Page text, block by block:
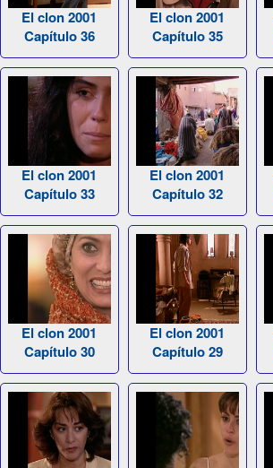
El clon 2001
Capítulo 36
El clon 2001
Capítulo 35
El clon 2001
Capítulo 33
El clon 2001
Capítulo 32
El clon 2001
Capítulo 30
El clon 2001
Capítulo 29